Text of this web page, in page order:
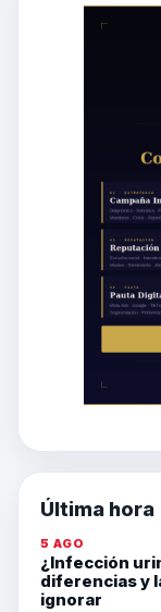
Última hora
5 AGO
¿Infección
diferencias y
ignorar